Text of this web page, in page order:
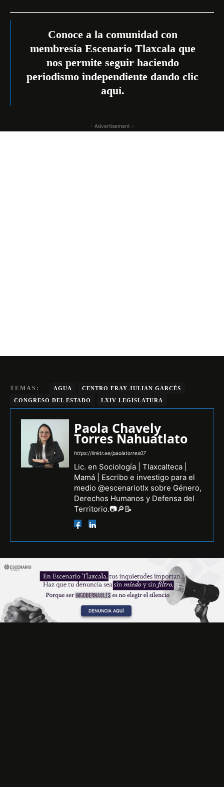
Conoce a la comunidad con
membresía Escenario Tlaxcala que
nos permite seguir haciendo
periodismo independiente dando clic
aquí.
- Advertisement -
TEMAS: AGUA
CENTRO FRAY JULIAN GARCÉS
CONGRESO DEL ESTADO
LXIV LEGISLATURA
Paola Chavely
Torres Nahuatlato
https://linktr.ee/paolatorres07
Lic. en Sociología | Tlaxcalteca |
Mamá | Escribo e investigo para el
medio @escenariotlx sobre Género,
Derechos Humanos y Defensa del
Territorio.📷🔎📝